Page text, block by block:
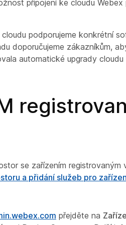
připojení ke cloudu Webex
podporujeme konkrétní
doporučujeme zákazníkům,
automatické upgrady
se zařízením registrovaným
a přidání služeb pro
přejděte na